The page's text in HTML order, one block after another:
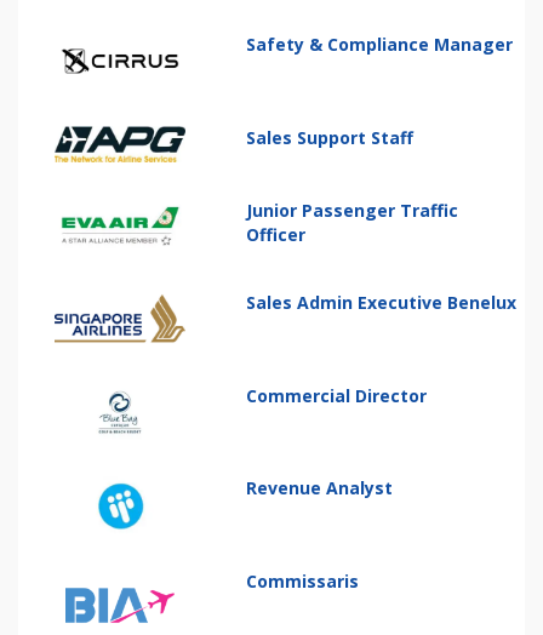
Safety & Compliance Manager
Sales Support Staff
Junior Passenger Traffic
Officer
Sales Admin Executive Benelux
Commercial Director
Revenue Analyst
Commissaris